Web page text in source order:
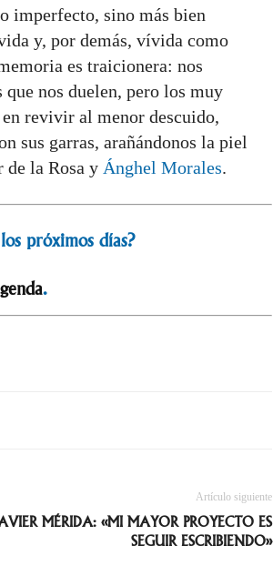
imperfecto, sino más bien
y, por demás, vívida como
es traicionera: nos
nos duelen, pero los muy
revivir al menor descuido,
sus garras, arañándonos la piel
de la Rosa y Ánghel Morales.
próximos días?
.
Artículo siguiente
MÉRIDA: «MI MAYOR PROYECTO ES
SEGUIR ESCRIBIENDO»